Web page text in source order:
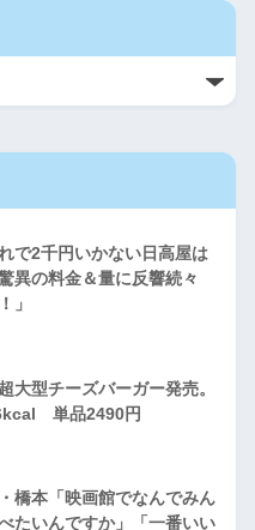
で2千円いかない日高屋は
異の料金＆量に反響続々
」
大型チーズバーガー発売。
単品2490円
橋本「映画館でなんでみん
たいんですか」「一番いい